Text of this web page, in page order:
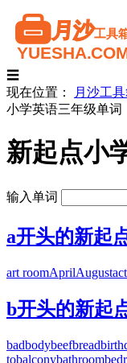
☰
现在位置：
月沙工
小学英语三年级单词
新起点小
输入单词
a开头的新起
art roomAprilAugust
b开头的新起
badbodybeefbread
tobalconybathroom